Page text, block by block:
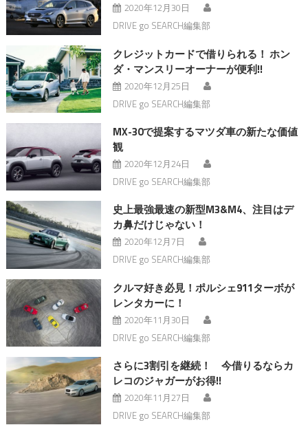
2020年12月30日
DRIVE go SEARCH編集部
クレジットカードで借りられる！ ホン
ダ・マンスリーオーナーが便利!!
2020年12月25日
DRIVE go SEARCH編集部
MX-30で提案するマツダ車の新たな価値
観
2020年12月24日
DRIVE go SEARCH編集部
史上最強最速の新型M3&M4、注目はデ
カ鼻だけじゃない！
2020年12月7日
DRIVE go SEARCH編集部
クルマ好き必見！ポルシェ911ターボが
レンタカーに！
2020年11月30日
DRIVE go SEARCH編集部
さらに3割引を継続！ 今借りるならカ
レコのジャガーがお得!!
2020年11月27日
DRIVE go SEARCH編集部